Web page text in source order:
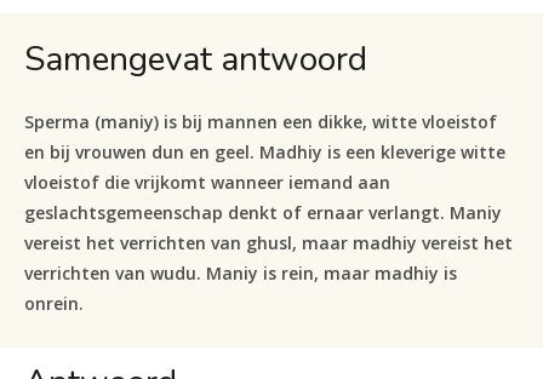
Samengevat antwoord
Sperma (maniy) is bij mannen een dikke, witte vloeistof
en bij vrouwen dun en geel. Madhiy is een kleverige witte
vloeistof die vrijkomt wanneer iemand aan
geslachtsgemeenschap denkt of ernaar verlangt. Maniy
vereist het verrichten van ghusl, maar madhiy vereist het
verrichten van wudu. Maniy is rein, maar madhiy is
onrein.